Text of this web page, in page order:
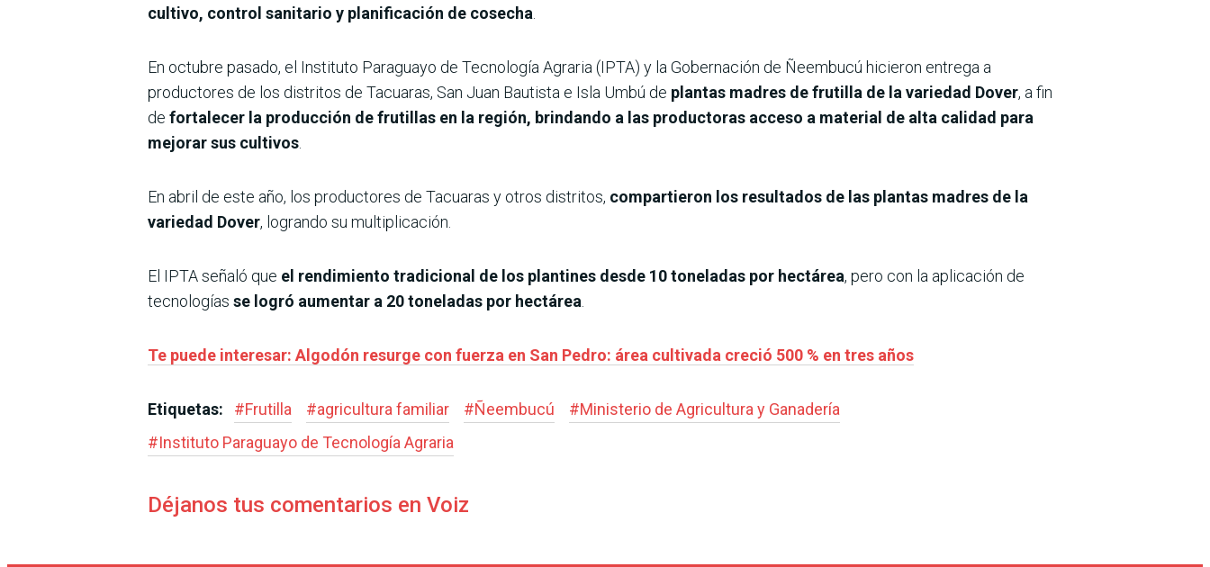
cultivo, control sanitario y planificación de cosecha
En octubre pasado, el Instituto Paraguayo de Tecnología Agraria (IPTA) y la Gobernación de Ñeembucú hicieron entrega a
productores de los distritos de Tacuaras, San Juan Bautista e Isla Umbú de plantas madres de frutilla de la variedad Dover, a fin
de fortalecer la producción de frutillas en la región, brindando a las productoras acceso a material de alta calidad para
mejorar sus cultivos
En abril de este año, los productores de Tacuaras y otros distritos, compartieron los resultados de las plantas madres de la
variedad Dover, logrando su multiplicación.
El IPTA señaló que el rendimiento tradicional de los plantines desde 10 toneladas por hectárea, pero con la aplicación de
tecnologías se logró aumentar a 20 toneladas por hectárea
Te puede interesar: Algodón resurge con fuerza en San Pedro: área cultivada creció 500 % en tres años
Etiquetas: #Frutilla #agricultura familiar #Ñeembucú #Ministerio de Agricultura y Ganadería
#Instituto Paraguayo de Tecnología Agraria
Déjanos tus comentarios en Voiz